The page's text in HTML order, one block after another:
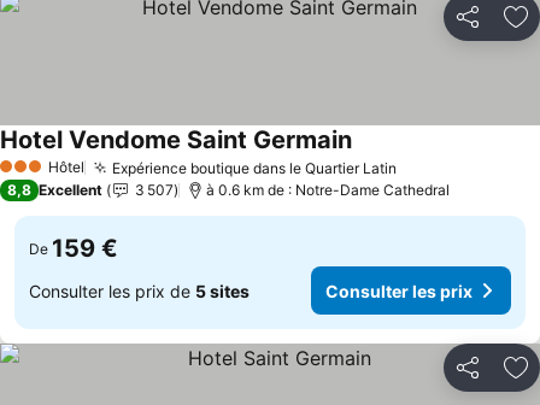
Partager
3 ÉtoilesHôtel Expérience boutique dans le Quartier Latin
Hotel Vendome Saint Germain
8,8 Excellent 3 507 à 0.6 km de : Notre-Dame Cathedral
De 159 €
Consulter les prix de 5 sites Consulter les prix
Partager